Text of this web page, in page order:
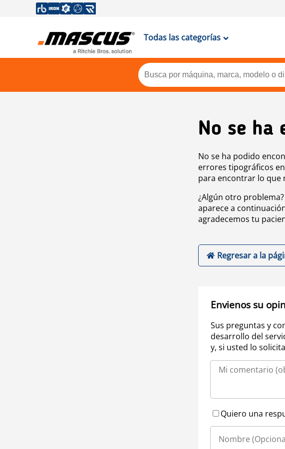
Todas las categorías
No se ha
No se ha podido
errores tipográficos
para encontrar lo que
¿Algún otro
aparece a
agradecemos tu
Regresar a la
Envienos su
Sus preguntas y
desarrollo del
y, si usted lo
Quiero una